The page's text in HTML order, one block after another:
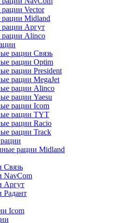
Vector
Midland
Аргут
рации Alinco
рации Связь
рации Optim
рации President
рации MegaJet
рации Alinco
рации Yaesu
рации Icom
рации TYT
рации Racio
рации Track
рации Midland
Связь
NavCom
Аргут
Радант
Icom